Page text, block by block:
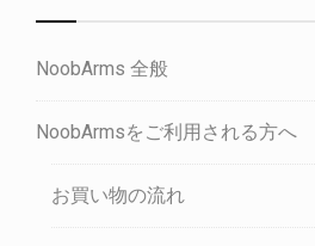
NoobArms 全般
NoobArmsをご利用される方へ
お買い物の流れ